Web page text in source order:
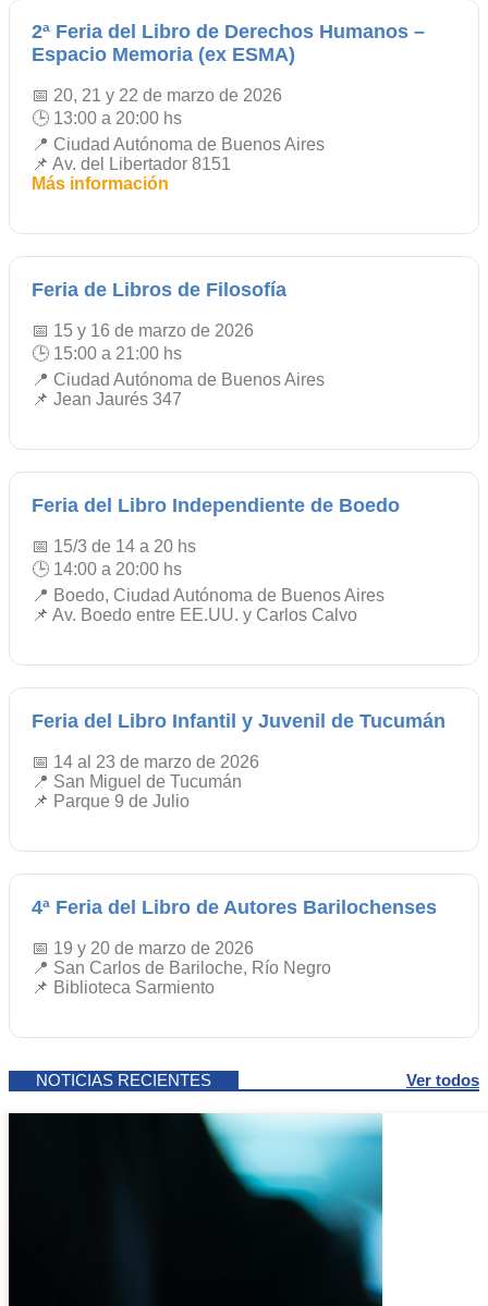
2ª Feria del Libro de Derechos Humanos –
Espacio Memoria (ex ESMA)
📅 20, 21 y 22 de marzo de 2026
🕒 13:00 a 20:00 hs
📍 Ciudad Autónoma de Buenos Aires
📌 Av. del Libertador 8151
Más información
Feria de Libros de Filosofía
📅 15 y 16 de marzo de 2026
🕒 15:00 a 21:00 hs
📍 Ciudad Autónoma de Buenos Aires
📌 Jean Jaurés 347
Feria del Libro Independiente de Boedo
📅 15/3 de 14 a 20 hs
🕒 14:00 a 20:00 hs
📍 Boedo, Ciudad Autónoma de Buenos Aires
📌 Av. Boedo entre EE.UU. y Carlos Calvo
Feria del Libro Infantil y Juvenil de Tucumán
📅 14 al 23 de marzo de 2026
📍 San Miguel de Tucumán
📌 Parque 9 de Julio
4ª Feria del Libro de Autores Barilochenses
📅 19 y 20 de marzo de 2026
📍 San Carlos de Bariloche, Río Negro
📌 Biblioteca Sarmiento
NOTICIAS RECIENTES Ver todos